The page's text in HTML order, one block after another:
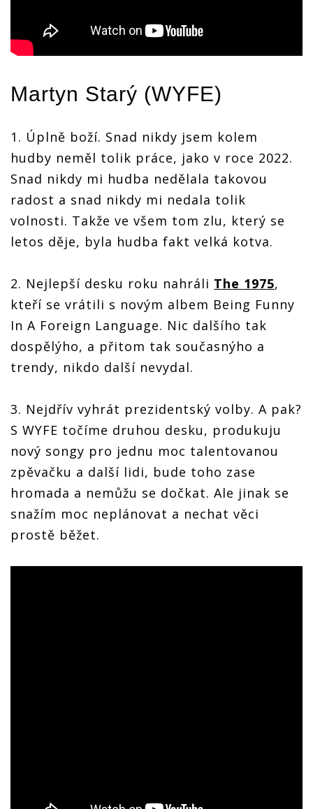
Martyn Starý (WYFE)
1. Úplně boží. Snad nikdy jsem kolem
hudby neměl tolik práce, jako v roce 2022.
Snad nikdy mi hudba nedělala takovou
radost a snad nikdy mi nedala tolik
volnosti. Takže ve všem tom zlu, který se
letos děje, byla hudba fakt velká kotva.
2. Nejlepší desku roku nahráli The 1975,
kteří se vrátili s novým albem Being Funny
In A Foreign Language. Nic dalšího tak
dospělýho, a přitom tak současnýho a
trendy, nikdo další nevydal.
3. Nejdřív vyhrát prezidentský volby. A pak?
S WYFE točíme druhou desku, produkuju
nový songy pro jednu moc talentovanou
zpěvačku a další lidi, bude toho zase
hromada a nemůžu se dočkat. Ale jinak se
snažím moc neplánovat a nechat věci
prostě běžet.